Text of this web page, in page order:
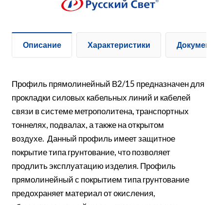
Описание Характеристики
Профиль прямолинейный В2/15 предназначен для
прокладки силовых кабельных линий и кабелей
связи в системе метрополитена, транспортных
тоннелях, подвалах, а также на открытом
воздухе. Данный профиль имеет защитное
покрытие типа грунтование, что позволяет
продлить эксплуатацию изделия. Профиль
прямолинейный с покрытием типа грунтование
предохраняет материал от окисления,